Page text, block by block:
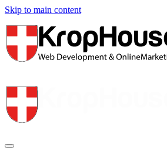
Skip to main content